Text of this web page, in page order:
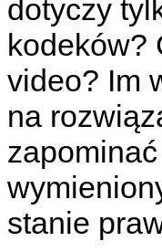
dotyczy
kodeków?
video? Im
na
stanie